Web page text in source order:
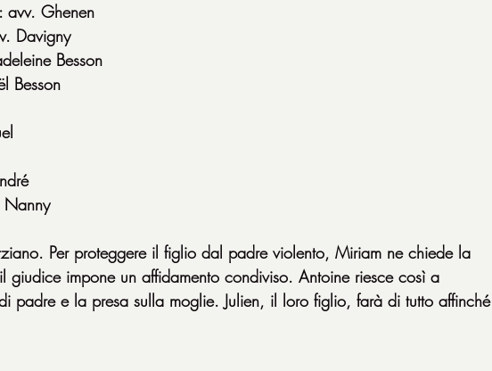
avv. Ghenen
Davigny
Besson
Besson
Nanny
Per proteggere il figlio dal padre violento, Miriam ne chiede la
giudice impone un affidamento condiviso. Antoine riesce così a
padre e la presa sulla moglie. Julien, il loro figlio, farà di tutto affinché